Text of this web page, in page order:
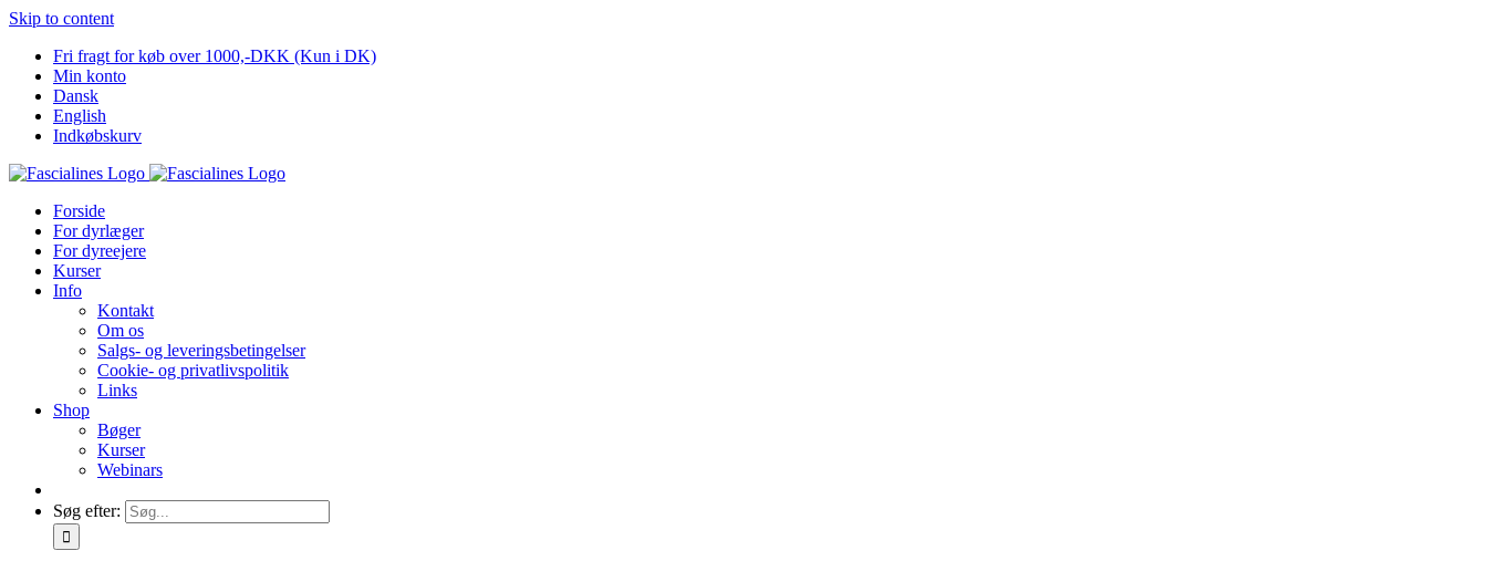
Skip to content
Fri fragt for køb over 1000,-DKK (Kun i DK)
Min konto
Dansk
English
Indkøbskurv
Forside
For dyrlæger
For dyreejere
Kurser
Info
Kontakt
Om os
Salgs- og leveringsbetingelser
Cookie- og privatlivspolitik
Links
Shop
Bøger
Kurser
Webinars
Søg efter: